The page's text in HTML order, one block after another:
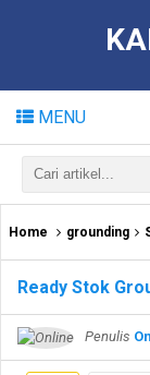
MENU
Home grounding
Ready Stok
Penulis